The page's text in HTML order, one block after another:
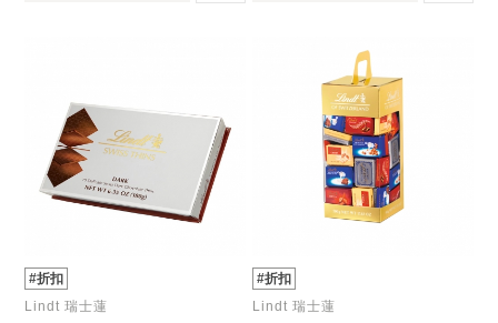
#折扣
Lindt 瑞士蓮
#折扣
Lindt 瑞士蓮